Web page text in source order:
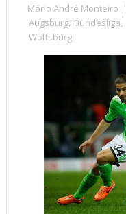
Mário André Monteiro |
Augsburg, Bundesliga,
Wolfsburg